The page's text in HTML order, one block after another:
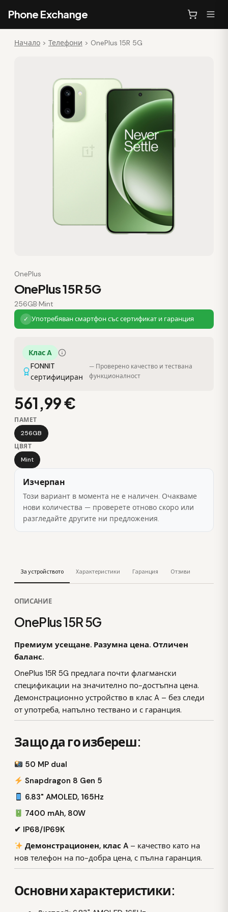
Phone Exchange
Начало > Телефони > OnePlus 15R 5G
OnePlus
OnePlus 15R 5G
256GB·Mint
✓ Употребяван смартфон със сертификат и гаранция
Клас A
FONNIT
сертифициран
— Проверено качество и тествана
функционалност
561,99 €
ПАМЕТ
256GB
ЦВЯТ
Mint
Изчерпан
Този вариант в момента не е наличен. Очакваме
нови количества — проверете отново скоро или
разгледайте другите ни предложения.
За устройството Характеристики Гаранция Отзиви
ОПИСАНИЕ
OnePlus 15R 5G
Премиум усещане. Разумна цена. Отличен
баланс.
OnePlus 15R 5G предлага почти флагмански
спецификации на значително по-достъпна цена.
Демонстрационно устройство в клас A – без следи
от употреба, напълно тествано и с гаранция.
Защо да го избереш:
50 MP dual
Snapdragon 8 Gen 5
6.83" AMOLED, 165Hz
7400 mAh, 80W
✔ IP68/IP69K
Демонстрационен, клас A – качество като на
нов телефон на по-добра цена, с пълна гаранция.
Основни характеристики: